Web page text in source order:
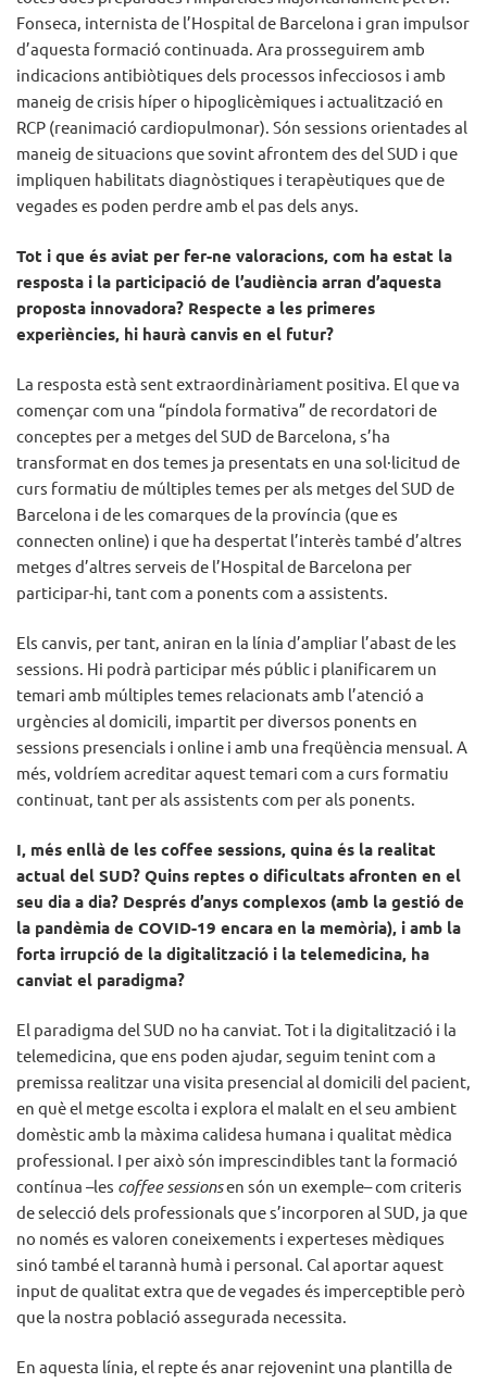
Fonseca, internista de l’Hospital de Barcelona i gran impulsor
d’aquesta formació continuada. Ara prosseguirem amb
indicacions antibiòtiques dels processos infecciosos i amb
maneig de crisis híper o hipoglicèmiques i actualització en
RCP (reanimació cardiopulmonar). Són sessions orientades al
maneig de situacions que sovint afrontem des del SUD i que
impliquen habilitats diagnòstiques i terapèutiques que de
vegades es poden perdre amb el pas dels anys.
Tot i que és aviat per fer-ne valoracions, com ha estat la
resposta i la participació de l’audiència arran d’aquesta
proposta innovadora? Respecte a les primeres
experiències, hi haurà canvis en el futur?
La resposta està sent extraordinàriament positiva. El que va
començar com una “píndola formativa” de recordatori de
conceptes per a metges del SUD de Barcelona, s’ha
transformat en dos temes ja presentats en una sol·licitud de
curs formatiu de múltiples temes per als metges del SUD de
Barcelona i de les comarques de la província (que es
connecten online) i que ha despertat l’interès també d’altres
metges d’altres serveis de l’Hospital de Barcelona per
participar-hi, tant com a ponents com a assistents.
Els canvis, per tant, aniran en la línia d’ampliar l’abast de les
sessions. Hi podrà participar més públic i planificarem un
temari amb múltiples temes relacionats amb l’atenció a
urgències al domicili, impartit per diversos ponents en
sessions presencials i online i amb una freqüència mensual. A
més, voldríem acreditar aquest temari com a curs formatiu
continuat, tant per als assistents com per als ponents.
I, més enllà de les coffee sessions, quina és la realitat
actual del SUD? Quins reptes o dificultats afronten en el
seu dia a dia? Després d’anys complexos (amb la gestió de
la pandèmia de COVID-19 encara en la memòria), i amb la
forta irrupció de la digitalització i la telemedicina, ha
canviat el paradigma?
El paradigma del SUD no ha canviat. Tot i la digitalització i la
telemedicina, que ens poden ajudar, seguim tenint com a
premissa realitzar una visita presencial al domicili del pacient,
en què el metge escolta i explora el malalt en el seu ambient
domèstic amb la màxima calidesa humana i qualitat mèdica
professional. I per això són imprescindibles tant la formació
contínua –les coffee sessionsen són un exemple– com criteris
de selecció dels professionals que s’incorporen al SUD, ja que
no només es valoren coneixements i experteses mèdiques
sinó també el tarannà humà i personal. Cal aportar aquest
input de qualitat extra que de vegades és imperceptible però
que la nostra població assegurada necessita.
En aquesta línia, el repte és anar rejovenint una plantilla de